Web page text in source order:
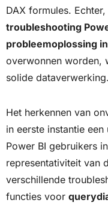
DAX formules.
troubleshooting
probleemoplossing
overwonnen worden,
solide dataverwerking.
Het herkennen van
in eerste instantie
Power BI gebruikers
representativiteit van
verschillende
functies voor